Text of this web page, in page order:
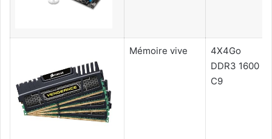
Mémoire vive
4X4Go
DDR3 1600
C9